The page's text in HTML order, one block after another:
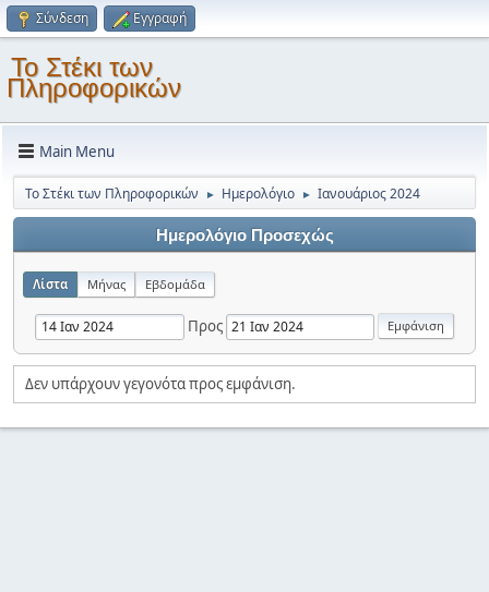
Σύνδεση Εγγραφή
Το Στέκι των
Πληροφορικών
Main Menu
Το Στέκι των Πληροφορικών ► Ημερολόγιο ► Ιανουάριος 2024
Ημερολόγιο Προσεχώς
Λίστα Μήνας Εβδομάδα
Προς
Δεν υπάρχουν γεγονότα προς εμφάνιση.